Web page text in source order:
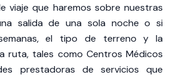
viaje que haremos sobre nuestras
salida de una sola noche o si
el tipo de terreno y la
ruta, tales como Centros Médicos
prestadoras de servicios que